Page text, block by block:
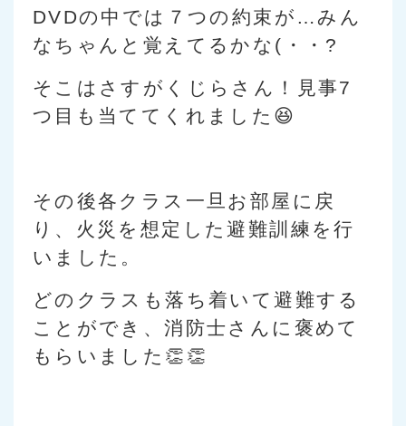
DVDの中では７つの約束が…みん
なちゃんと覚えてるかな(・・?
そこはさすがくじらさん！見事7
つ目も当ててくれました😆
その後各クラス一旦お部屋に戻
り、火災を想定した避難訓練を行
いました。
どのクラスも落ち着いて避難する
ことができ、消防士さんに褒めて
もらいました👏👏